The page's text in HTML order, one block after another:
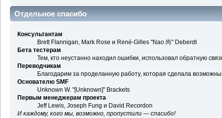
Отдельное спасибо
Консультантам
Brett Flannigan, Mark Rose и René-Gilles "Nao 尚" Deberdt
Бета тестерам
Тем, кто неустанно находил ошибки, использовал обратную
Переводчикам
Благодарим за проделанную работу, которая сделала
Основателю SMF
Unknown W. "[Unknown]" Brackets
Первым менеджерам проекта
Jeff Lewis, Joseph Fung и David Recordon
И каждому, кого мы, возможно, пропустили — спасибо!